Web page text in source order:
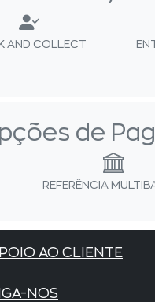
AND COLLECT
de
REFERÊNCIA
AO CLIENTE
NOS